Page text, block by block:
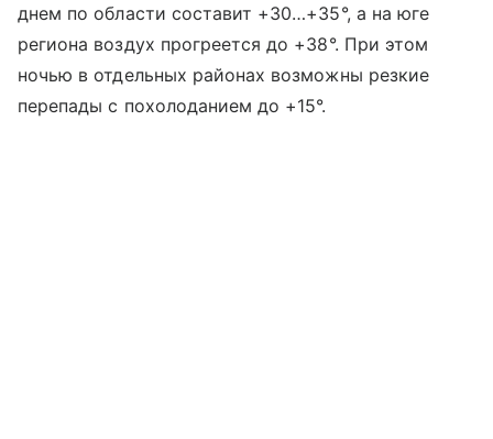
днем по области составит +30…+35°, а на юге
региона воздух прогреется до +38°. При этом
ночью в отдельных районах возможны резкие
перепады с похолоданием до +15°.